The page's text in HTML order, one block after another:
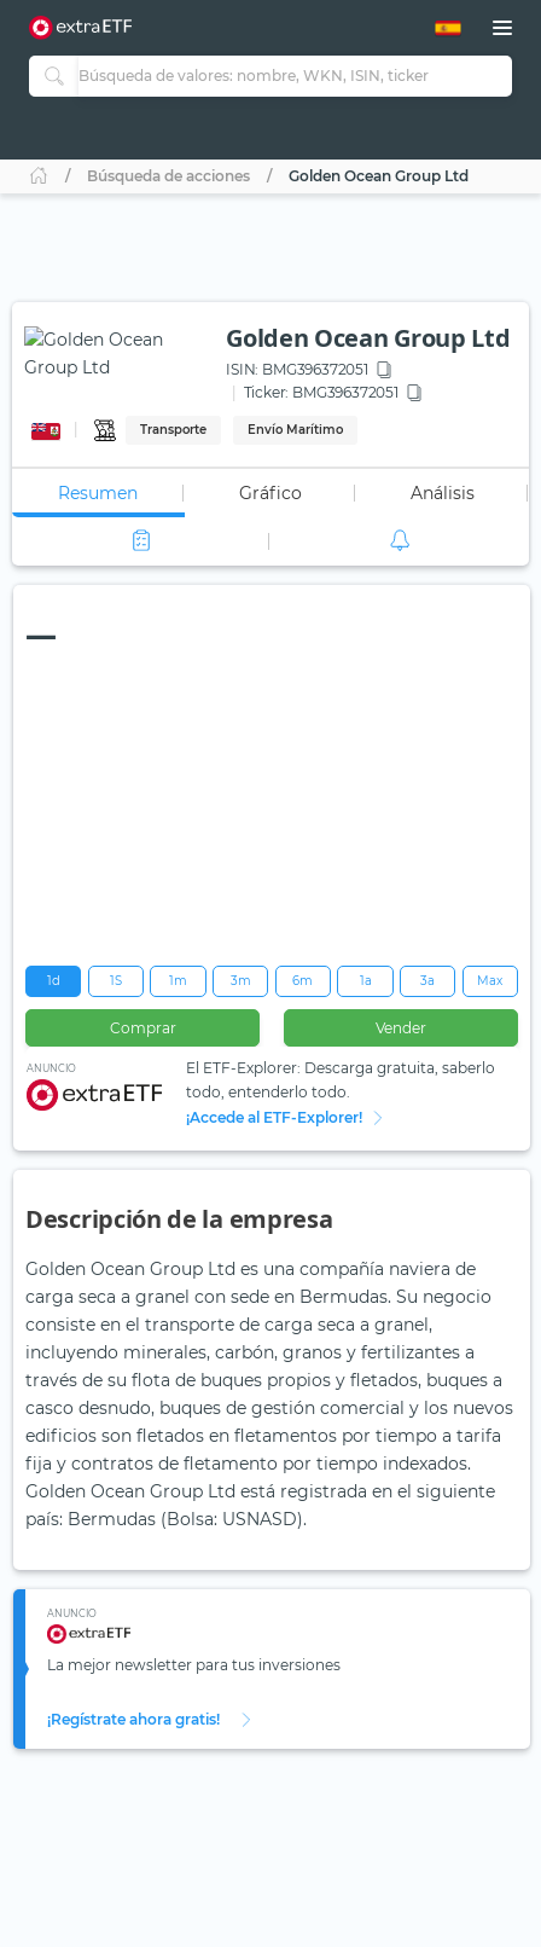
Búsqueda de acciones Golden Ocean Group Ltd
Golden Ocean Group Ltd
ISIN: BMG396372051
Ticker: BMG396372051
Transporte Envío Marítimo
Resumen Gráfico Análisis
—
1d 1S 1m 3m 6m 1a 3a Max
Comprar Vender
ANUNCIO
El ETF-Explorer: Descarga gratuita, saberlo
todo, entenderlo todo.
¡Accede al ETF-Explorer!
Descripción de la empresa
Golden Ocean Group Ltd es una compañía naviera de
carga seca a granel con sede en Bermudas. Su negocio
consiste en el transporte de carga seca a granel,
incluyendo minerales, carbón, granos y fertilizantes a
través de su flota de buques propios y fletados, buques a
casco desnudo, buques de gestión comercial y los nuevos
edificios son fletados en fletamentos por tiempo a tarifa
fija y contratos de fletamento por tiempo indexados.
Golden Ocean Group Ltd está registrada en el siguiente
país: Bermudas (Bolsa: USNASD).
ANUNCIO
La mejor newsletter para tus inversiones
¡Regístrate ahora gratis!